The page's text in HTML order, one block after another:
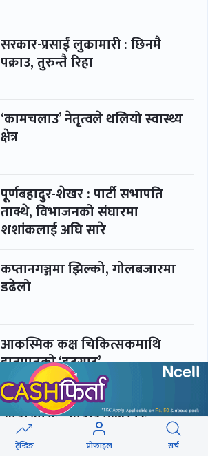
सरकार-प्रसाईं लुकामारी : छिनमै
पक्राउ, तुरुन्तै रिहा
‘कामचलाउ’ नेतृत्वले थलियो स्वास्थ्य
क्षेत्र
पूर्णबहादुर-शेखर : पार्टी सभापति
ताक्थे, विभाजनको संघारमा
शशांकलाई अघि सारे
कप्तानगञ्जमा झिल्को, गोलबजारमा
डढेलो
आकस्मिक कक्ष चिकित्सकमाथि
हातपातको ‘हटस्पट’
नपढी ‘पास’, नपढाइ ‘गुणस्तर’
ट्रेन्डिङ प्रोफाइल सर्च